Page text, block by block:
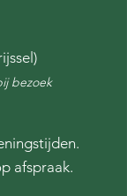
bezoek
afspraak.